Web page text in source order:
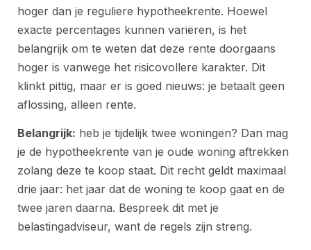
hoger dan je reguliere hypotheekrente. Hoewel
exacte percentages kunnen variëren, is het
belangrijk om te weten dat deze rente doorgaans
hoger is vanwege het risicovollere karakter. Dit
klinkt pittig, maar er is goed nieuws: je betaalt geen
aflossing, alleen rente.
Belangrijk: heb je tijdelijk twee woningen? Dan mag
je de hypotheekrente van je oude woning aftrekken
zolang deze te koop staat. Dit recht geldt maximaal
drie jaar: het jaar dat de woning te koop gaat en de
twee jaren daarna. Bespreek dit met je
belastingadviseur, want de regels zijn streng.